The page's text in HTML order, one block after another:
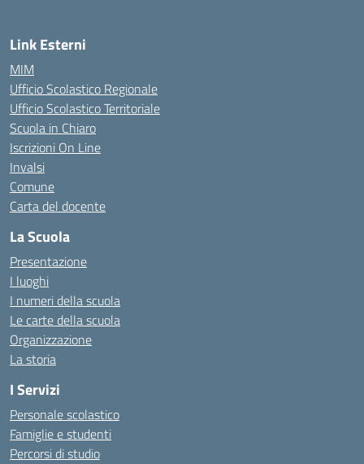
Link Esterni
MIM
Ufficio Scolastico Regionale
Ufficio Scolastico Territoriale
Scuola in Chiaro
Iscrizioni On Line
Invalsi
Comune
Carta del docente
La Scuola
Presentazione
I luoghi
I numeri della scuola
Le carte della scuola
Organizzazione
La storia
I Servizi
Personale scolastico
Famiglie e studenti
Percorsi di studio